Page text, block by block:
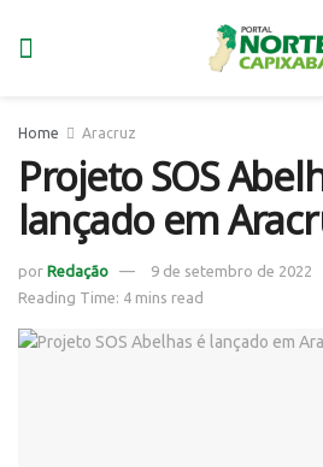
Home Aracruz
Projeto SOS
lançado em
por Redação
9 de setembro de 2022
Reading Time: 4 mins read